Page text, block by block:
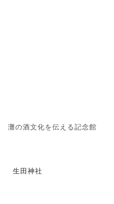
灘の酒文化を伝える記念館
生田神社